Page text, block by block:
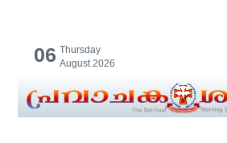
06 Thursday
August 2026